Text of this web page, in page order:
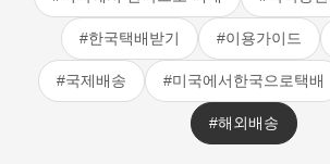
#한국택배받기 #이용가이드
#국제배송 #미국에서한국으로택배
#해외배송